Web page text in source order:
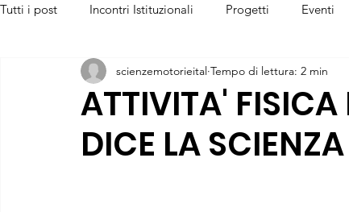
Tutti i post Incontri Istituzionali Progetti Eventi
Salute & Benessere Sport & Performance Articoli
Chinesiologia Clinica Sport Management
ATTIVITA'
DICE LA SCIENZA
scienzemotorieital Tempo di lettura: 2 min